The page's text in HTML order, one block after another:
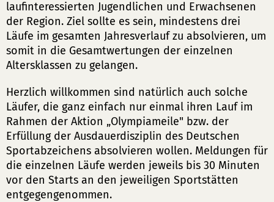
laufinteressierten Jugendlichen und Erwachsenen
der Region. Ziel sollte es sein, mindestens drei
Läufe im gesamten Jahresverlauf zu absolvieren, um
somit in die Gesamtwertungen der einzelnen
Altersklassen zu gelangen.
Herzlich willkommen sind natürlich auch solche
Läufer, die ganz einfach nur einmal ihren Lauf im
Rahmen der Aktion „Olympiameile" bzw. der
Erfüllung der Ausdauerdisziplin des Deutschen
Sportabzeichens absolvieren wollen. Meldungen für
die einzelnen Läufe werden jeweils bis 30 Minuten
vor den Starts an den jeweiligen Sportstätten
entgegengenommen.